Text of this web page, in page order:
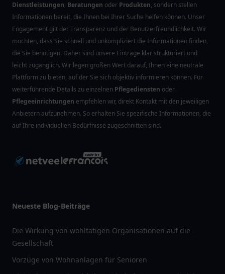
Dienstleistungen, Beratungen oder Produkten, sondern stellen
Informationen bereit, die Ihnen bei Ihrer Suche helfen können. Unser
Engagement gilt der Transparenz und der Benutzerfreundlichkeit. Wir
möchten, dass Sie schnell und unkompliziert die Informationen finden,
die Sie benötigen. Daher sind unsere Einträge klar strukturiert und
leicht zugänglich. Wir legen großen Wert darauf, Ihnen eine neutrale
Plattform zu bieten, auf der Sie sich objektiv informieren können. Für
weiterführende Details zu einzelnen Pflegediensten oder
Pflegeeinrichtungen empfehlen wir, direkt Kontakt mit den jeweiligen
Anbietern aufzunehmen. So erhalten Sie spezifische Informationen, die
auf Ihre individuellen Bedürfnisse zugeschnitten sind.
Neueste Blog-Beiträge
Die Wirkung von wohltätigen Organisationen auf die
Gesellschaft
Vorzüge von Wohnanlagen für Senioren